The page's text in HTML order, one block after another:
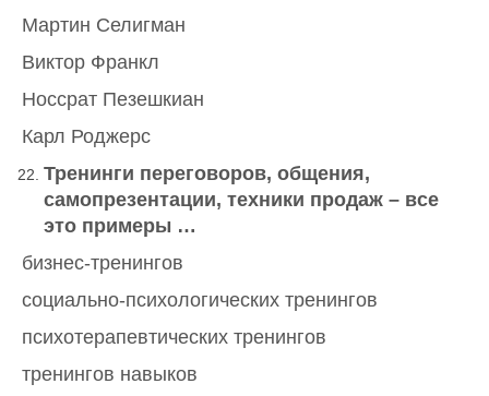
Мартин Селигман
Виктор Франкл
Носсрат Пезешкиан
Карл Роджерс
Тренинги переговоров, общения,
самопрезентации, техники продаж – все
это примеры …
бизнес-тренингов
социально-психологических тренингов
психотерапевтических тренингов
тренингов навыков